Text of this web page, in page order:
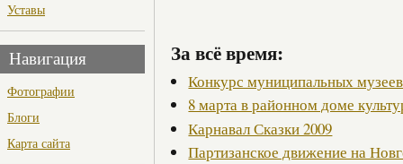
Уставы
Навигация
Фотографии
Блоги
Карта сайта
За всё время:
Конкурс муниципальных музеев
8 марта в районном доме
Карнавал Сказки 2009
Партизанское движение на